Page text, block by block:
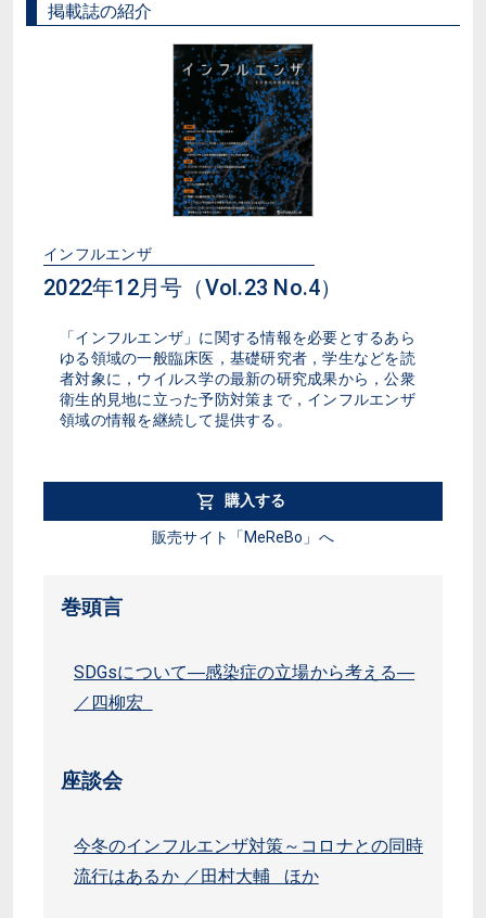
掲載誌の紹介
インフルエンザ
2022年12月号（Vol.23 No.4）
「インフルエンザ」に関する情報を必要とするあら
ゆる領域の一般臨床医，基礎研究者，学生などを読
者対象に，ウイルス学の最新の研究成果から，公衆
衛生的見地に立った予防対策まで，インフルエンザ
領域の情報を継続して提供する。
購入する
販売サイト「MeReBo」へ
巻頭言
SDGsについて―感染症の立場から考える―
／四柳宏
座談会
今冬のインフルエンザ対策～コロナとの同時
流行はあるか ／田村大輔 ほか